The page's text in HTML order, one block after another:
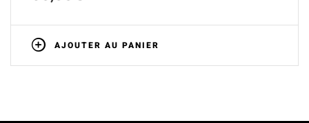
AJOUTER AU PANIER